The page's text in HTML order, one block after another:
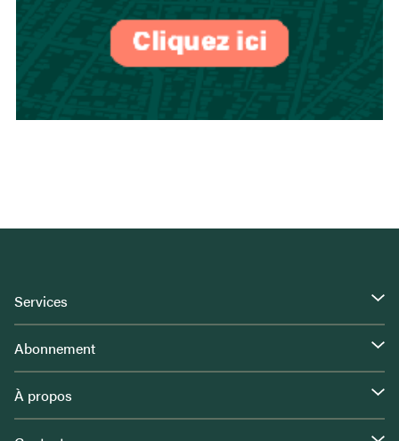
Services
Abonnement
À propos